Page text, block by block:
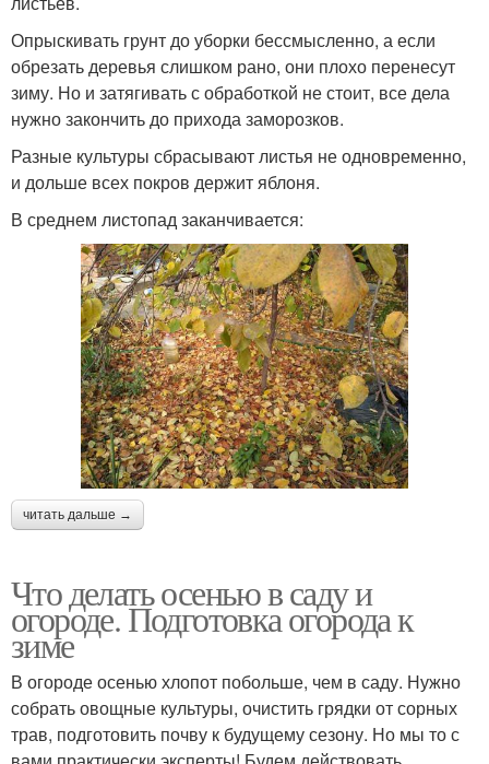
Опрыскивать грунт до уборки бессмысленно, а если
обрезать деревья слишком рано, они плохо перенесут
зиму. Но и затягивать с обработкой не стоит, все дела
нужно закончить до прихода заморозков.
Разные культуры сбрасывают листья не одновременно,
и дольше всех покров держит яблоня.
В среднем листопад заканчивается:
читать дальше →
Что делать осенью в саду и
огороде. Подготовка огорода к
зиме
В огороде осенью хлопот побольше, чем в саду. Нужно
собрать овощные культуры, очистить грядки от сорных
трав, подготовить почву к будущему сезону. Но мы то с